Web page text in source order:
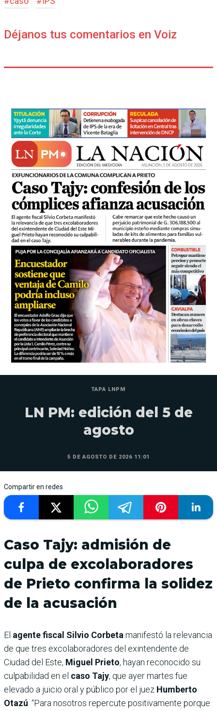
Déjanos tus comentarios en Voiz
TAPA LNPM
LN PM: edición del 5 de
agosto
5 DE AGOSTO DE 2026 11:01
Compartir en redes
Caso Tajy: admisión de
culpa de excolaboradores
de Prieto confirma la solidez
de la acusación
El agente fiscal Silvio Corbetamanifestó la relevancia
de que tres excolaboradores del exintendente de
Ciudad del Este, Miguel Prieto, hayan reconocido su
culpabilidad en el caso Tajy, que ayer martes fue
elevado a juicio oral y público por el juez Humberto
Otazú. “Para nosotros repercute positivamente porque